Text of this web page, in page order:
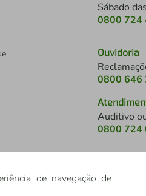
Sábado
0800 724
Ouvidoria
0800 646
Auditivo
0800 724
de navegação de